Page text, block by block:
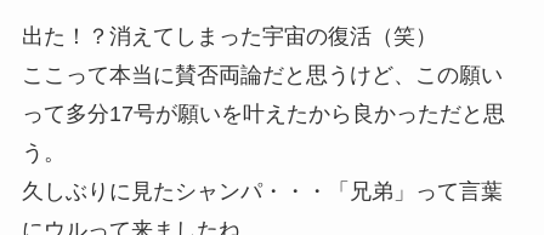
出た！？消えてしまった宇宙の復活（笑）
ここって本当に賛否両論だと思うけど、この願い
って多分17号が願いを叶えたから良かっただと思
う。
久しぶりに見たシャンパ・・・「兄弟」って言葉